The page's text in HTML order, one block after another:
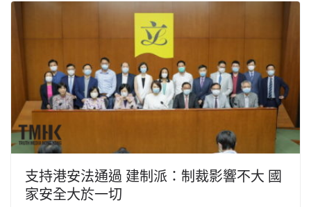
支持港安法通過 建制派：制裁影響不大 國
家安全大於一切